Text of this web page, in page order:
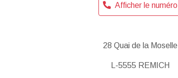
Afficher le numéro
28 Quai de la Moselle
L-5555 REMICH